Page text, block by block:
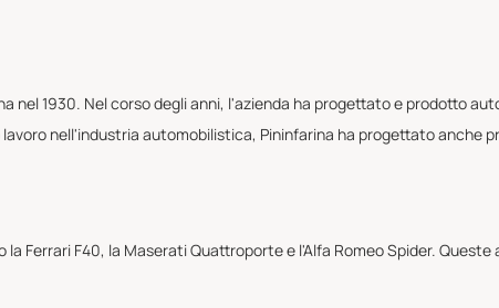
nel 1930. Nel corso degli anni, l'azienda ha progettato e prodotto
nell'industria automobilistica, Pininfarina ha progettato anche
la Ferrari F40, la Maserati Quattroporte e l'Alfa Romeo Spider.